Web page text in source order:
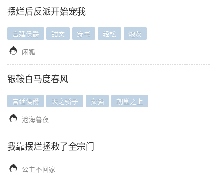
摆烂后反派开始宠我
宫廷侯爵 甜文 穿书 轻松 炮灰
 闲狐
银鞍白马度春风
宫廷侯爵 天之骄子 女强 朝堂之上
 沧海暮夜
我靠摆烂拯救了全宗门
 公主不回家